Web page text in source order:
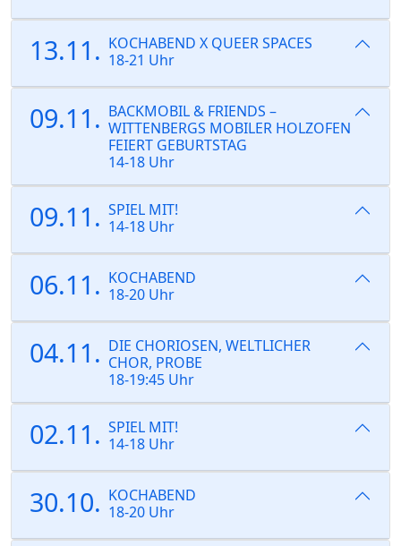
13.11. KOCHABEND X QUEER SPACES
18-21 Uhr
09.11. BACKMOBIL & FRIENDS –
WITTENBERGS MOBILER HOLZOFEN
FEIERT GEBURTSTAG
14-18 Uhr
09.11. SPIEL MIT!
14-18 Uhr
06.11. KOCHABEND
18-20 Uhr
04.11. DIE CHORIOSEN, WELTLICHER
CHOR, PROBE
18-19:45 Uhr
02.11. SPIEL MIT!
14-18 Uhr
30.10. KOCHABEND
18-20 Uhr